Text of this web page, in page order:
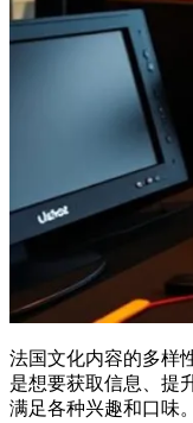
法国文化内容的多样
是想要获取信息、提
满足各种兴趣和口味。